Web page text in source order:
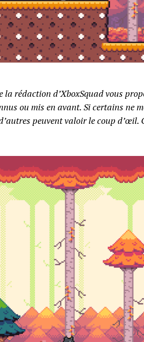
la rédaction d’XboxSquad vous
ou mis en avant. Si certains ne
peuvent valoir le coup d’œil.